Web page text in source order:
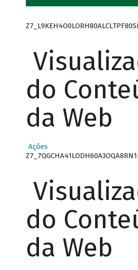
do
da Web
Ações
do
da Web